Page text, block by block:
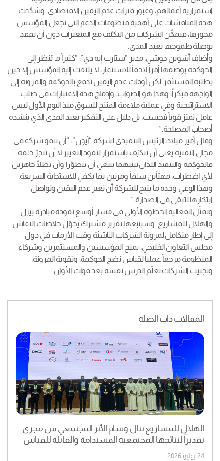
استمرارية أعمالهم، وعبور فترات عدم اليقين الاقتصادي. وشدّدت
هذه المناقشات على أهمية منظومات الدعم التي تجعل المؤسس
محورها، فتمكّن الشركات من التكيّف مع المتغيرات دون أن تفقد
بوصلة طموحها بعيد المدى.
وأضاف أشوين جوشي، مدير “ستارت إيه دي”: “كثيراً ما يُنظر إلى
الحوكمة بوصفها أمراً لاحقاً للاستثمار، لا يلتفت إليه المؤسس إلا حين
يطلبه المستثمر. لكن أوقات عدم اليقين تدفع بالحوكمة والمرونة إلى
الواجهة مبكراً، وهذا هو الصواب. وإدماج هذه الاعتبارات في صلب
الاستراتيجية وفي عملية ملاءمة المنتج للسوق منذ اليوم الأول ليس
عامل تميّز قوياً فحسب، بل دليل على التفكير بعيد المدى الذي ينشده
أصحاب المصلحة.”
وقال أمير ميلاد، الرئيس التنفيذي لشركة “آيون”: “أن تنمو شركة في
مجال التقنية يعني أن تتكيّف باستمرار لتقود التغيير لا أن تنجرّ خلفه.
فالحوكمة والتنفيذ اللذان تبنيهما ينبغي أن يتطوّرا وأن يظلّا جاهزين
لأي اضطراب، مهيَّأين سلفاً ومرنين بما يكفي للاستجابة السريعة.
وهذا الوعي وحده ما يتيح للشركة أن تعبر عدم اليقين وتواصل
ابتكارها لتبقى في الصدارة.”
وتمثّل الفعالية الخطوة الأولى في مسار أوسع تقوده مبادرة بيرل
والهلال للمشاريع. وسيتبعها تقرير مشترك يحوّل خلاصات النقاش
إلى إطار متكامل لمرونة الشركات الناشئة وقت الأزمات في دول
مجلس التعاون الخليجي، يمنح المؤسسين والمستثمرين وشركاء
المنظومة مرجعاً عملياً لقياس نضج الحوكمة، وتقوية المرونة،
وتجنيب الشركات تعلّم الدرس نفسه بعد فوات الأوان.
المقالات ذات الصلة
الهلال للمشاريع تنال وسام الأثر المجتمعي من مجرى
تقديراً لنتائجها المجتمعية المستدامة والقابلة للقياس
24 يوليو 2026